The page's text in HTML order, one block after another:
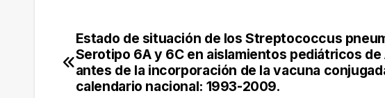
Navegación
de
Estado de situación de los Streptococcus
Serotipo 6A y 6C en aislamientos pediátricos
antes de la incorporación de la vacuna
calendario nacional: 1993-2009.